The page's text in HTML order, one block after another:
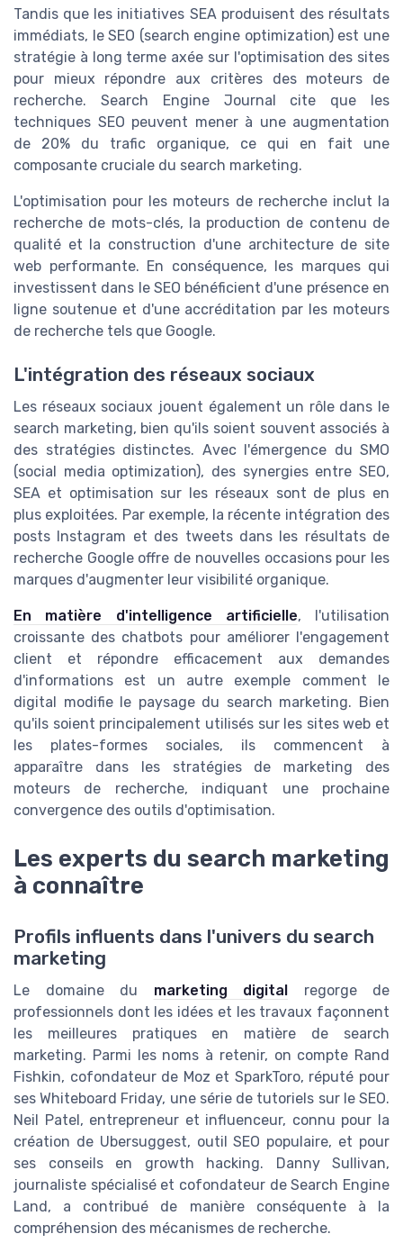
Tandis que les initiatives SEA produisent des résultats
immédiats, le SEO (search engine optimization) est une
stratégie à long terme axée sur l'optimisation des sites
pour mieux répondre aux critères des moteurs de
recherche. Search Engine Journal cite que les
techniques SEO peuvent mener à une augmentation
de 20% du trafic organique, ce qui en fait une
composante cruciale du search marketing.
L'optimisation pour les moteurs de recherche inclut la
recherche de mots-clés, la production de contenu de
qualité et la construction d'une architecture de site
web performante. En conséquence, les marques qui
investissent dans le SEO bénéficient d'une présence en
ligne soutenue et d'une accréditation par les moteurs
de recherche tels que Google.
L'intégration des réseaux sociaux
Les réseaux sociaux jouent également un rôle dans le
search marketing, bien qu'ils soient souvent associés à
des stratégies distinctes. Avec l'émergence du SMO
(social media optimization), des synergies entre SEO,
SEA et optimisation sur les réseaux sont de plus en
plus exploitées. Par exemple, la récente intégration des
posts Instagram et des tweets dans les résultats de
recherche Google offre de nouvelles occasions pour les
marques d'augmenter leur visibilité organique.
En matière d'intelligence artificielle, l'utilisation
croissante des chatbots pour améliorer l'engagement
client et répondre efficacement aux demandes
d'informations est un autre exemple comment le
digital modifie le paysage du search marketing. Bien
qu'ils soient principalement utilisés sur les sites web et
les plates-formes sociales, ils commencent à
apparaître dans les stratégies de marketing des
moteurs de recherche, indiquant une prochaine
convergence des outils d'optimisation.
Les experts du search marketing
à connaître
Profils influents dans l'univers du search
marketing
Le domaine du marketing digital regorge de
professionnels dont les idées et les travaux façonnent
les meilleures pratiques en matière de search
marketing. Parmi les noms à retenir, on compte Rand
Fishkin, cofondateur de Moz et SparkToro, réputé pour
ses Whiteboard Friday, une série de tutoriels sur le SEO.
Neil Patel, entrepreneur et influenceur, connu pour la
création de Ubersuggest, outil SEO populaire, et pour
ses conseils en growth hacking. Danny Sullivan,
journaliste spécialisé et cofondateur de Search Engine
Land, a contribué de manière conséquente à la
compréhension des mécanismes de recherche.